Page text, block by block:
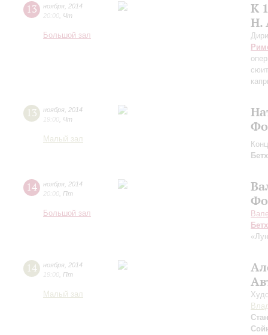
13 ноября 2014
20:00 Чт
Большой зал
К
Н.
13 ноября 2014
19:00 Чт
Малый зал
14 ноября 2014
20:00 Пт
Большой зал
14 ноября 2014
19:00 Пт
Малый зал